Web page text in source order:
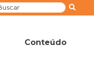
Conteúdo